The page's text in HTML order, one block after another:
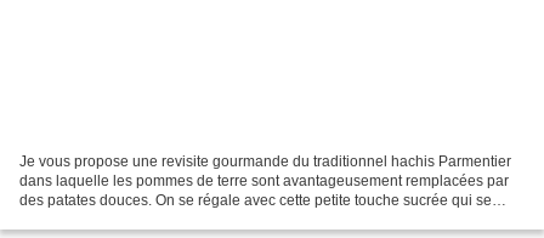
Je vous propose une revisite gourmande du traditionnel hachis Parmentier
dans laquelle les pommes de terre sont avantageusement remplacées par
des patates douces. On se régale avec cette petite touche sucrée qui se